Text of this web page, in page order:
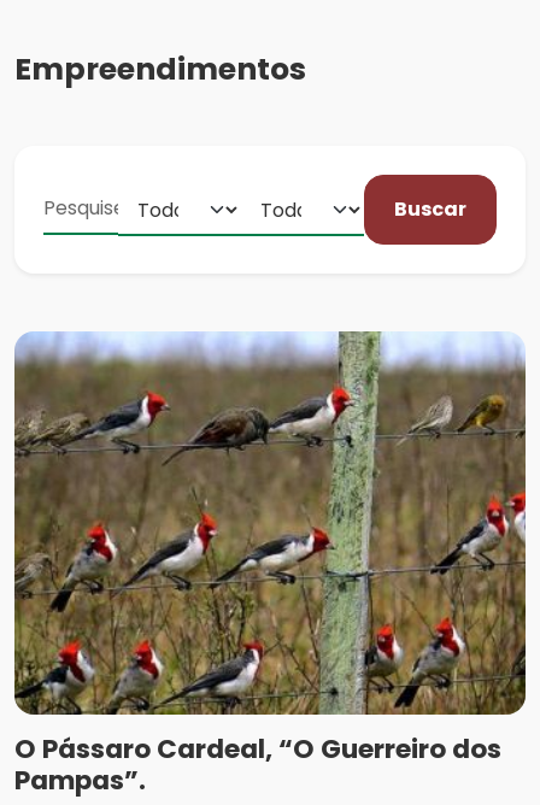
Empreendimentos
Buscar
O Pássaro Cardeal, “O Guerreiro dos
Pampas”.